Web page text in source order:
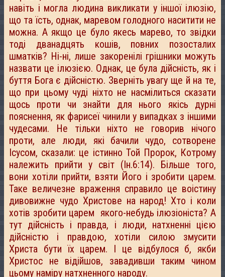
навіть і могла людина викликати у іншої ілюзію,
що та їсть, однак, маревом голодного наситити не
можна. А якщо це було якесь марево, то звідки
тоді дванадцять кошів, повних позосталих
шматків? Ні-ні, лише закоренілі грішники можуть
назвати це ілюзією. Однак, це була дійсність, як і
буття Бога є дійсністю. Зверніть увагу ще й на те,
що при цьому чуді ніхто не насмілиться сказати
щось проти чи знайти для нього якісь дурні
пояснення, як фарисеї чинили у випадках з іншими
чудесами. Не тільки ніхто не говорив нічого
проти, але люди, які бачили чудо, сотворене
Ісусом, сказали: це істинно Той Пророк, Котрому
належить прийти у світ (Ін.6:14). Більше того,
вони хотіли прийти, взяти Його і зробити царем.
Таке величезне враження справило це воістину
дивовижне чудо Христове на народ! Хто і коли
хотів зробити царем якого-небудь ілюзіоніста? А
тут дійсність і правда, і люди, натхненні цією
дійсністю і правдою, хотіли силою змусити
Христа бути їх царем. І це відбулося б, якби
Христос не відійшов, завадивши таким чином
цьому наміру натхненного народу.